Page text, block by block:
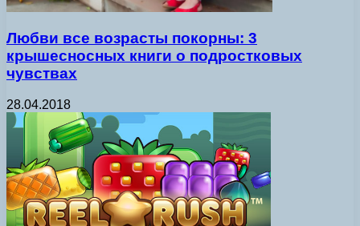
Любви все возрасты покорны: 3
крышесносных книги о подростковых
чувствах
28.04.2018